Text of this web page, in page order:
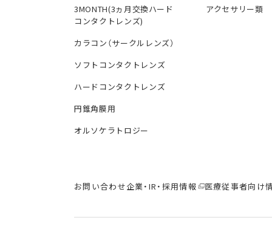
3MONTH(3ヵ月交換ハード
コンタクトレンズ)
カラコン（サークルレンズ）
ソフトコンタクトレンズ
ハードコンタクトレンズ
円錐角膜用
オルソケラトロジー
アクセサリー類
お問い合わせ企業・IR・採用情報 医療従事者向け